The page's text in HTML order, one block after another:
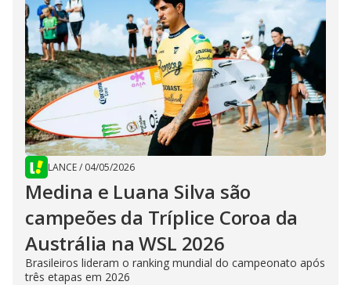
LANCE/ 04/05/2026
Medina e Luana Silva são
campeões da Tríplice Coroa da
Austrália na WSL 2026
Brasileiros lideram o ranking mundial do campeonato após
três etapas em 2026